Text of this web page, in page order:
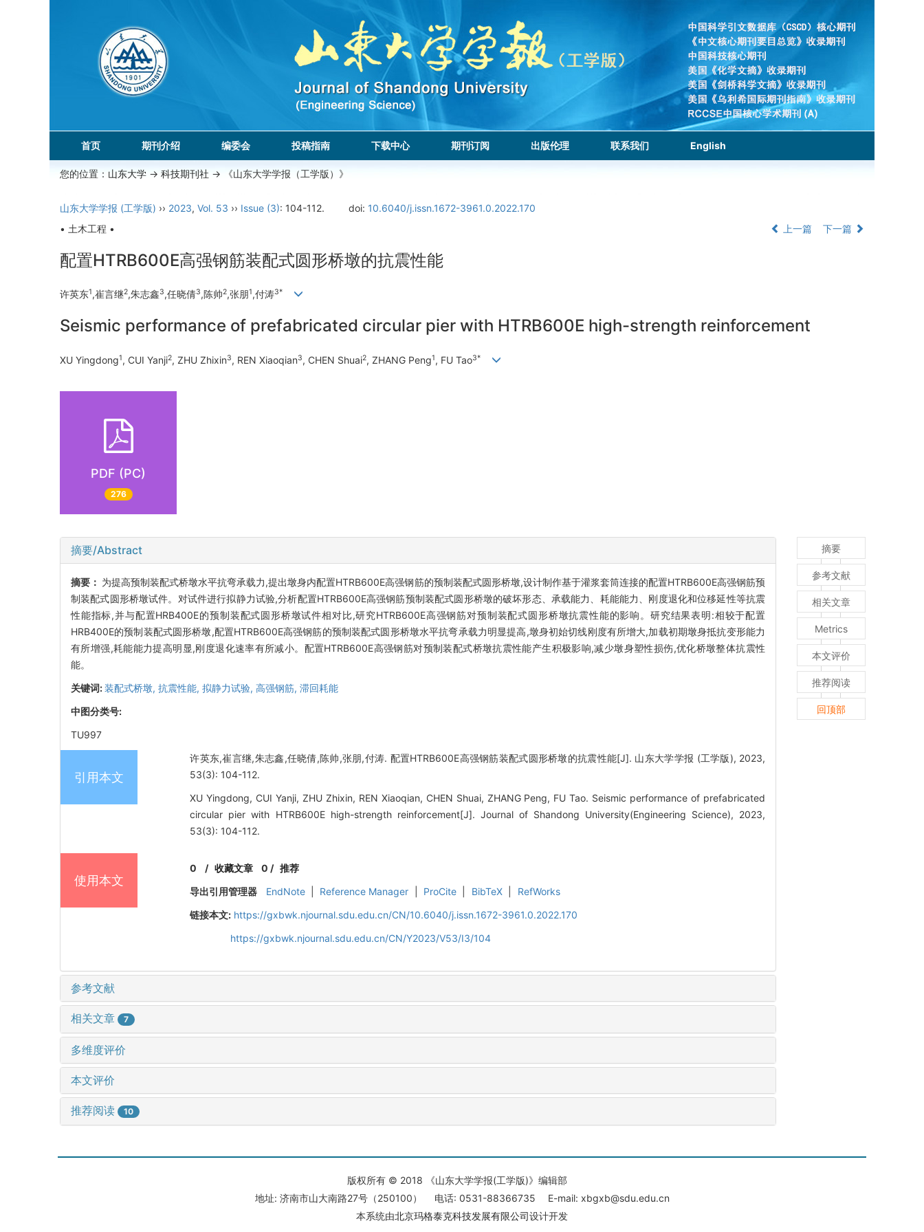
首页 期刊介绍 编委会 投稿指南 下载中心 期刊订阅 出版伦理 联系我们 English
您的位置： 山东大学 -> 科技期刊社 -> 《山东大学学报（工学版）》
山东大学学报 (工学版) ›› 2023, Vol. 53 ›› Issue (3): 104-112. doi: 10.6040/j.issn.1672-3961.0.2022.170
• 土木工程 •
上一篇 下一篇
配置HTRB600E高强钢筋装配式圆形桥墩的抗震性能
许英东1,崔言继2,朱志鑫3,任晓倩3,陈帅2,张朋1,付涛3*
Seismic performance of prefabricated circular pier with HTRB600E high-strength reinforcement
XU Yingdong1, CUI Yanji2, ZHU Zhixin3, REN Xiaoqian3, CHEN Shuai2, ZHANG Peng1, FU Tao3*
PDF (PC)
276
摘要/Abstract
摘要： 为提高预制装配式桥墩水平抗弯承载力,提出墩身内配置HTRB600E高强钢筋的预制装配式圆形桥墩,设计制作基于灌浆套筒连接的配置HTRB600E高强钢筋预
制装配式圆形桥墩试件。对试件进行拟静力试验,分析配置HTRB600E高强钢筋预制装配式圆形桥墩的破坏形态、承载能力、耗能能力、刚度退化和位移延性等抗震
性能指标,并与配置HRB400E的预制装配式圆形桥墩试件相对比,研究HTRB600E高强钢筋对预制装配式圆形桥墩抗震性能的影响。研究结果表明:相较于配置
HRB400E的预制装配式圆形桥墩,配置HTRB600E高强钢筋的预制装配式圆形桥墩水平抗弯承载力明显提高,墩身初始切线刚度有所增大,加载初期墩身抵抗变形能力
有所增强,耗能能力提高明显,刚度退化速率有所减小。配置HTRB600E高强钢筋对预制装配式桥墩抗震性能产生积极影响,减少墩身塑性损伤,优化桥墩整体抗震性
能。
关键词:装配式桥墩, 抗震性能, 拟静力试验, 高强钢筋, 滞回耗能
中图分类号:
TU997
引用本文
许英东,崔言继,朱志鑫,任晓倩,陈帅,张朋,付涛. 配置HTRB600E高强钢筋装配式圆形桥墩的抗震性能[J]. 山东大学学报 (工学版), 2023,
53(3): 104-112.
XU Yingdong, CUI Yanji, ZHU Zhixin, REN Xiaoqian, CHEN Shuai, ZHANG Peng, FU Tao. Seismic performance of prefabricated
circular pier with HTRB600E high-strength reinforcement[J]. Journal of Shandong University(Engineering Science), 2023,
53(3): 104-112.
使用本文
0 /收藏文章 0 / 推荐
导出引用管理器
EndNote Reference Manager ProCite BibTeX
RefWorks
链接本文: https://gxbwk.njournal.sdu.edu.cn/CN/10.6040/j.issn.1672-3961.0.2022.170
https://gxbwk.njournal.sdu.edu.cn/CN/Y2023/V53/I3/104
参考文献
相关文章 7
多维度评价
本文评价
推荐阅读 10
摘要
参考文献
相关文章
Metrics
本文评价
推荐阅读
回顶部
版权所有 © 2018 《山东大学学报(工学版)》编辑部
地址: 济南市山大南路27号（250100） 电话: 0531-88366735 E-mail: xbgxb@sdu.edu.cn
本系统由北京玛格泰克科技发展有限公司设计开发